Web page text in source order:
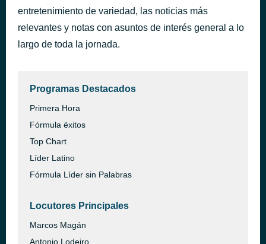
entretenimiento de variedad, las noticias más
relevantes y notas con asuntos de interés general a lo
largo de toda la jornada.
Programas Destacados
Primera Hora
Fórmula ëxitos
Top Chart
Líder Latino
Fórmula Líder sin Palabras
Locutores Principales
Marcos Magán
Antonio Lodeiro